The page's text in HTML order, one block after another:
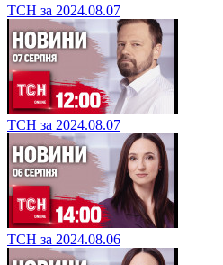
ТСН за 2024.08.07
ТСН за 2024.08.07
ТСН за 2024.08.06